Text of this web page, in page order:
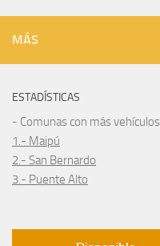
MÁS
ESTADÍSTICAS
- Comunas con más
1.- Maipú
2.- San Bernardo
3.- Puente Alto